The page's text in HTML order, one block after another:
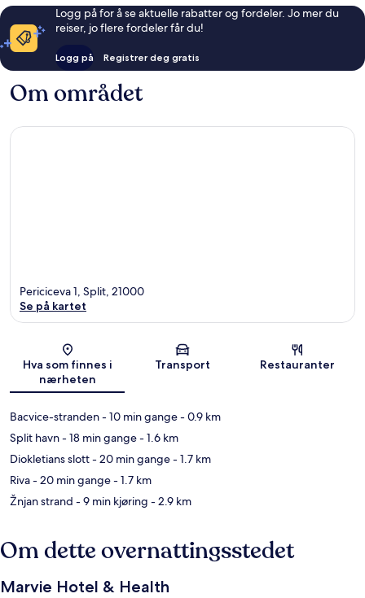
Logg på for å se aktuelle rabatter og fordeler. Jo mer du
reiser, jo flere fordeler får du!
Logg på Registrer deg gratis
Om området
Kart
Periciceva 1, Split, 21000
Se på kartet
Hva som finnes i
nærheten
Transport Restauranter
Bacvice-stranden- 10 min gange- 0.9 km
Split havn- 18 min gange- 1.6 km
Diokletians slott- 20 min gange- 1.7 km
Riva- 20 min gange- 1.7 km
Žnjan strand - 9 min kjøring - 2.9 km
Om dette overnattingsstedet
Marvie Hotel & Health